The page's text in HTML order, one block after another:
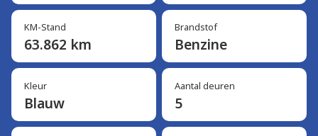
KM-Stand
63.862 km
Brandstof
Benzine
Kleur
Blauw
Aantal deuren
5